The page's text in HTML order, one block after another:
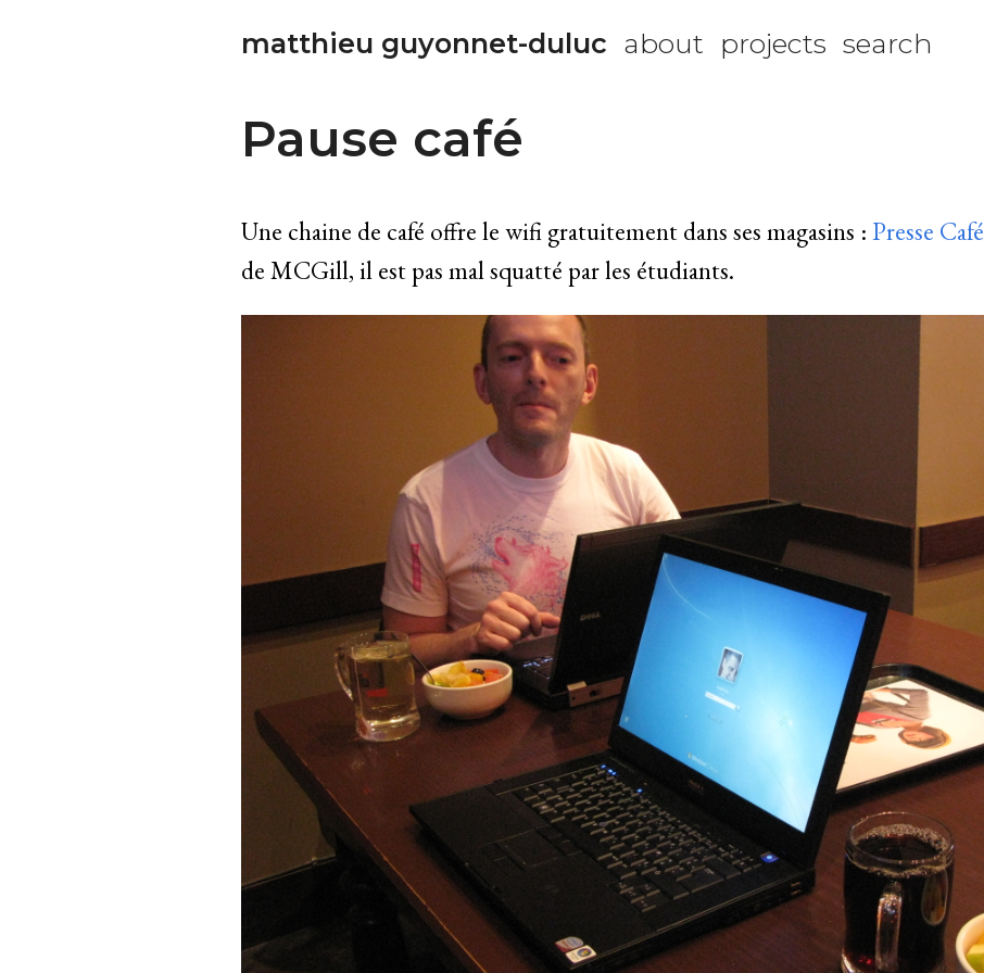
matthieu guyonnet-duluc about projects search
Pause café
Une chaine de café offre le wifi gratuitement dans ses magasins : Presse Café
de MCGill, il est pas mal squatté par les étudiants.